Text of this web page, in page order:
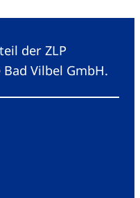
der ZLP
Vilbel GmbH.